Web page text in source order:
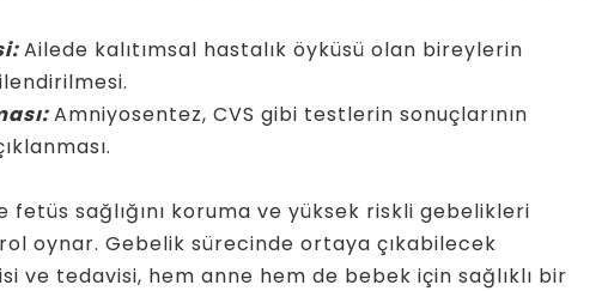
Ailede kalıtımsal hastalık öyküsü olan bireylerin
Amniyosentez, CVS gibi testlerin sonuçlarının
fetüs sağlığını koruma ve yüksek riskli gebelikleri
oynar. Gebelik sürecinde ortaya çıkabilecek
ve tedavisi, hem anne hem de bebek için sağlıklı bir